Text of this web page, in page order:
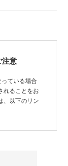
意
ている場合
れることをお
、以下のリン